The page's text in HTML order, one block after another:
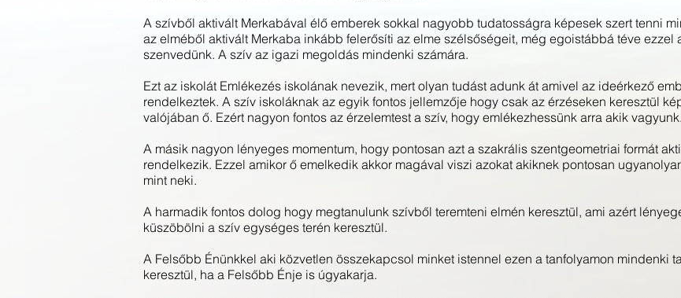
A szívből aktivált Merkabával élő emberek sokkal nagyobb tudatosságra képesek szert tenni
az elméből aktivált Merkaba inkább felerősíti az elme szélsőségeit, még egoistábbá téve ezzel
szenvedünk. A szív az igazi megoldás mindenki számára.
Ezt az iskolát Emlékezés iskolának nevezik, mert olyan tudást adunk át amivel az ideérkező
rendelkeztek. A szív iskoláknak az egyik fontos jellemzője hogy csak az érzéseken keresztül
valójában ő. Ezért nagyon fontos az érzelemtest a szív, hogy emlékezhessünk arra akik vagyunk.
A másik nagyon lényeges momentum, hogy pontosan azt a szakrális szentgeometriai formát
rendelkezik. Ezzel amikor ő emelkedik akkor magával viszi azokat akiknek pontosan
mint neki.
A harmadik fontos dolog hogy megtanulunk szívből teremteni elmén keresztül, ami azért
küszöbölni a szív egységes terén keresztül.
A Felsőbb Énünkkel aki közvetlen összekapcsol minket istennel ezen a tanfolyamon mindenki
keresztül, ha a Felsőbb Énje is úgyakarja.